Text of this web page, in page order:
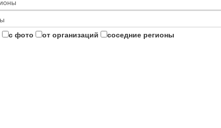
с фото от организаций соседние регионы